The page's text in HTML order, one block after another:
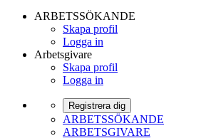
ARBETSSÖKANDE
Skapa profil
Logga in
Arbetsgivare
Skapa profil
Logga in
Registrera dig
ARBETSSÖKANDE
ARBETSGIVARE